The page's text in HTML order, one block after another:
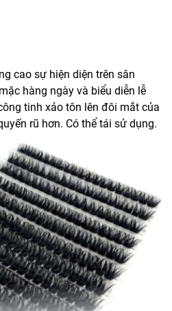
cao sự hiện diện trên sân
hàng ngày và biểu diễn lễ
tinh xảo tôn lên đôi mắt của
rũ hơn. Có thể tái sử dụng.